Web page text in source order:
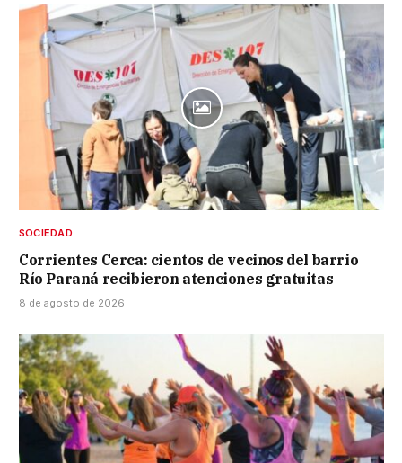
SOCIEDAD
Corrientes Cerca: cientos de vecinos del barrio
Río Paraná recibieron atenciones gratuitas
8 de agosto de 2026